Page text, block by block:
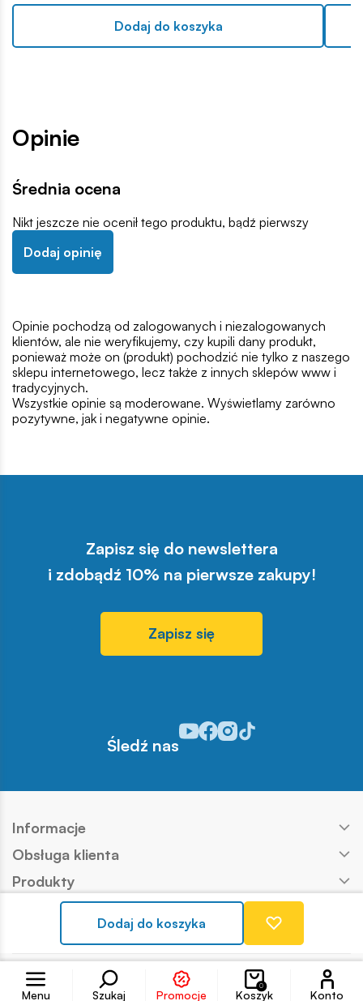
Menu Szukaj Promocje
0
Koszyk
Konto
Konto
Dodaj do koszyka
Dodaj do koszyka
Opinie
Średnia ocena
Nikt jeszcze nie ocenił tego produktu, bądź pierwszy
Dodaj opinię
Opinie pochodzą od zalogowanych i niezalogowanych
klientów, ale nie weryfikujemy, czy kupili dany produkt,
ponieważ może on (produkt) pochodzić nie tylko z naszego
sklepu internetowego, lecz także z innych sklepów www i
tradycyjnych.
Wszystkie opinie są moderowane. Wyświetlamy zarówno
pozytywne, jak i negatywne opinie.
Zapisz się do newslettera
i zdobądź 10% na pierwsze zakupy!
Zapisz się
Śledź nas
Odwiedź nasz profil w serwisie
Odwiedź nasz profil w
Odwiedź nasz profil w
Odwiedź nasz profil w
Informacje
Obsługa klienta
Produkty
Kontakt
Copyright © COBI SA Realizacja: